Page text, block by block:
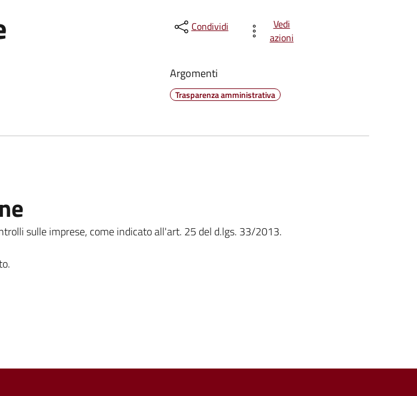
Condividi
Vedi
azioni
Argomenti
Trasparenza amministrativa
sulle imprese, come indicato all'art. 25 del d.lgs. 33/2013.